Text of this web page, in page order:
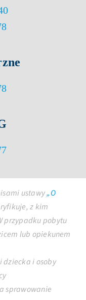
ustawy„O
z kim
przypadku pobytu
lub opiekunem
dziecka i osoby
sprawowanie